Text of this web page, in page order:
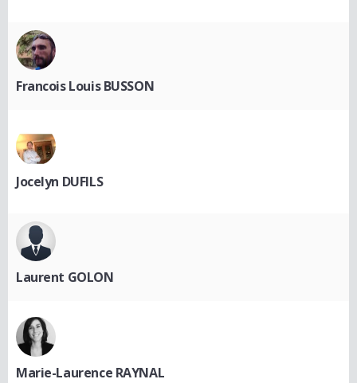
Francois Louis BUSSON
Jocelyn DUFILS
Laurent GOLON
Marie-Laurence RAYNAL